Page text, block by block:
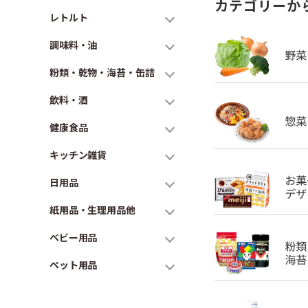
レトルト
調味料・油
粉類・乾物・海苔・缶詰
飲料・酒
健康食品
キッチン雑貨
日用品
紙用品・生理用品他
ベビー用品
ペット用品
カテゴリーか